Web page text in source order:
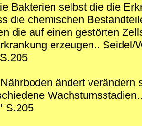
Bakterien selbst die die
die chemischen
die auf einen gestörten
erzeugen.. Seidel/
ändert verändern
S.205